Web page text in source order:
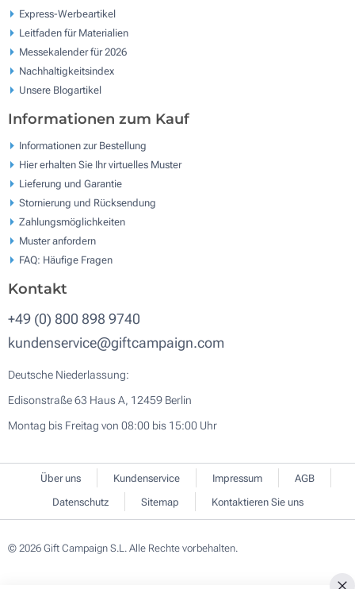
Express-Werbeartikel
Leitfaden für Materialien
Messekalender für 2026
Nachhaltigkeitsindex
Unsere Blogartikel
Informationen zum Kauf
Informationen zur Bestellung
Hier erhalten Sie Ihr virtuelles Muster
Lieferung und Garantie
Stornierung und Rücksendung
Zahlungsmöglichkeiten
Muster anfordern
FAQ: Häufige Fragen
Kontakt
+49 (0) 800 898 9740
kundenservice@giftcampaign.com
Deutsche Niederlassung:
Edisonstraße 63 Haus A, 12459 Berlin
Montag bis Freitag von 08:00 bis 15:00 Uhr
Über uns Kundenservice Impressum
AGB
Datenschutz
Sitemap Kontaktieren Sie uns
© 2026 Gift Campaign S.L. Alle Rechte vorbehalten.